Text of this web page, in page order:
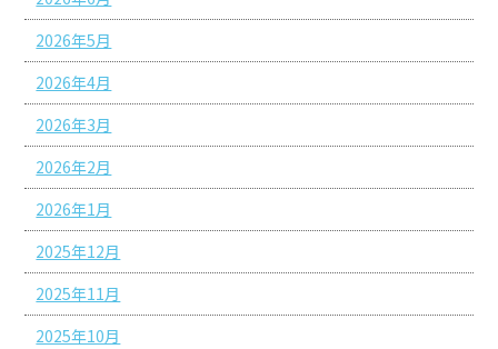
2026年5月
2026年4月
2026年3月
2026年2月
2026年1月
2025年12月
2025年11月
2025年10月